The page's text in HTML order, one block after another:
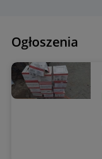
Ogłoszenia